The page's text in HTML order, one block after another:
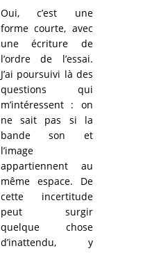
Oui, c’est une
forme courte, avec
une écriture de
l’ordre de l’essai.
J’ai poursuivi là des
questions qui
m’intéressent : on
ne sait pas si la
bande son et
l’image
appartiennent au
même espace. De
cette incertitude
peut surgir
quelque chose
d’inattendu, y